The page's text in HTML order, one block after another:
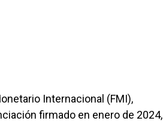
Internacional (FMI),
firmado en enero de 2024,